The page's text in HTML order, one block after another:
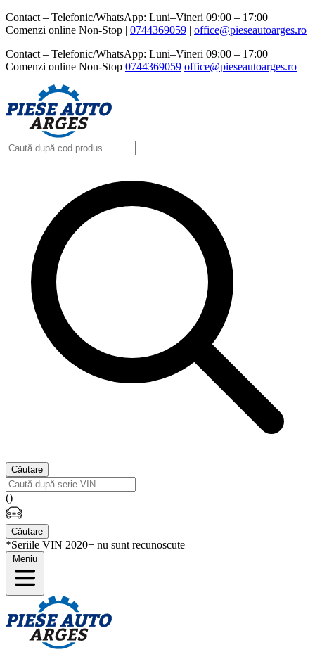
Contact – Telefonic/WhatsApp: Luni–Vineri 09:00 – 17:00
Comenzi online Non-Stop | 0744369059‬ | office@pieseautoarges.ro
Contact – Telefonic/WhatsApp: Luni–Vineri 09:00 – 17:00
Comenzi online Non-Stop 0744369059‬ office@pieseautoarges.ro
Căutare
()
Căutare
*Seriile VIN 2020+ nu sunt recunoscute
Meniu